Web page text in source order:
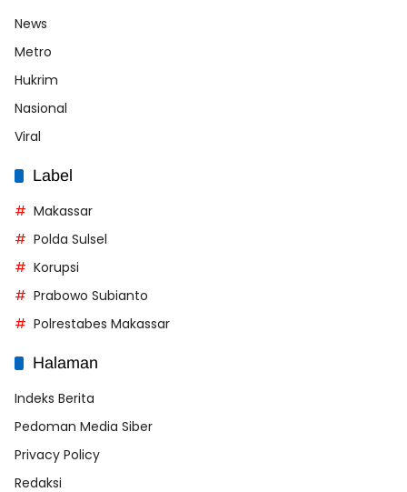
News
Metro
Hukrim
Nasional
Viral
Label
Makassar
Polda Sulsel
Korupsi
Prabowo Subianto
Polrestabes Makassar
Halaman
Indeks Berita
Pedoman Media Siber
Privacy Policy
Redaksi